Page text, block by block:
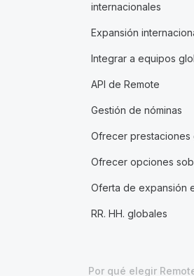
internacionales
Expansión
Integrar a equipos
API de Remote
Gestión de nóminas
Ofrecer prestaciones
Ofrecer opciones
Oferta de expansión
RR. HH. globales
Por qué elegir